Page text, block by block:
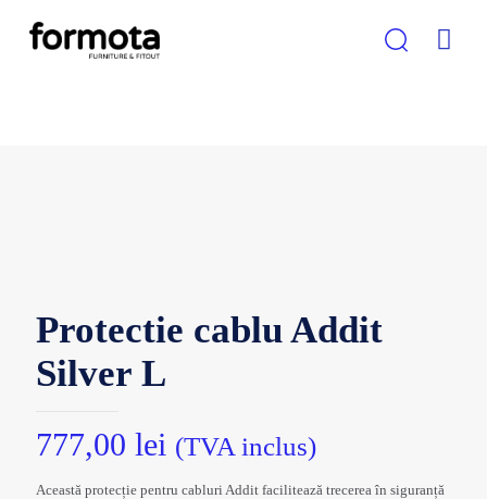
Protectie cablu Addit
Silver L
777,00 lei (TVA inclus)
Această protecție pentru cabluri Addit facilitează trecerea în siguranță